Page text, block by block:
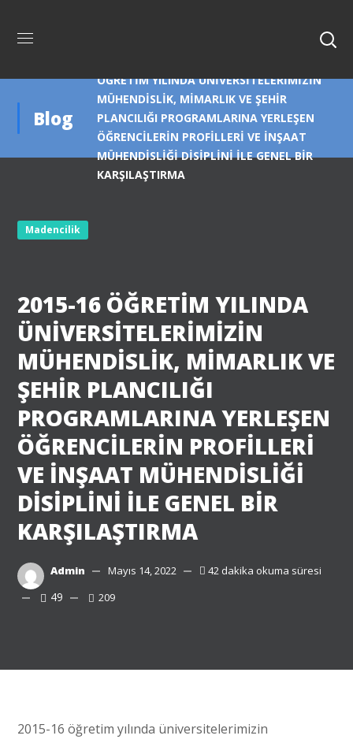
Blog
ÖĞRETİM YILINDA ÜNİVERSİTELERİMİZİN
MÜHENDİSLİK, MİMARLIK VE ŞEHİR
PLANCILIĞI PROGRAMLARINA YERLEŞEN
ÖĞRENCİLERİN PROFİLLERİ VE İNŞAAT
MÜHENDİSLİĞİ DİSİPLİNİ İLE GENEL BİR
KARŞILAŞTIRMA
Madencilik
2015-16 ÖĞRETİM YILINDA
ÜNİVERSİTELERİMİZİN
MÜHENDİSLİK, MİMARLIK VE
ŞEHİR PLANCILIĞI
PROGRAMLARINA YERLEŞEN
ÖĞRENCİLERİN PROFİLLERİ
VE İNŞAAT MÜHENDİSLİĞİ
DİSİPLİNİ İLE GENEL BİR
KARŞILAŞTIRMA
Admin Mayıs 14, 2022 42 dakika okuma süresi
49 209
2015-16 öğretim yılında üniversitelerimizin